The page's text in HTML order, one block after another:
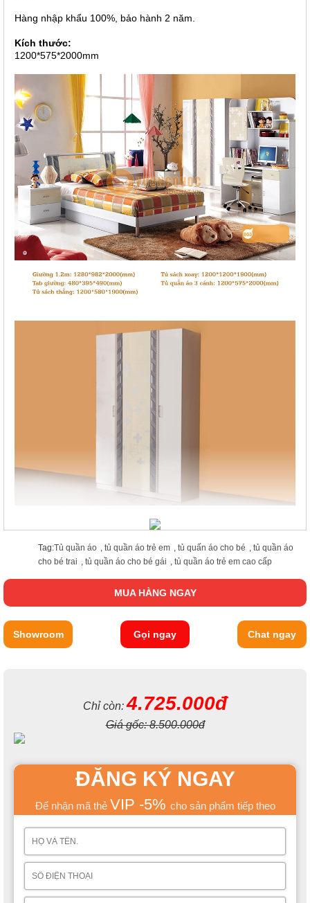
Hàng nhập khẩu 100%, bảo hành 2 năm.
Kích thước:
1200*575*2000mm
Tag:Tủ quần áo , tủ quần áo trẻ em , tủ quấn áo cho bé , tủ quần áo
cho bé trai , tủ quần áo cho bé gái , tủ quần áo trẻ em cao cấp
MUA HÀNG NGAY
Showroom Gọi ngay Chat ngay
Chỉ còn:4.725.000đ
Giá gốc:8.500.000đ
ĐĂNG KÝ NGAY
Để nhận mã thẻ VIP -5% cho sản phẩm tiếp theo